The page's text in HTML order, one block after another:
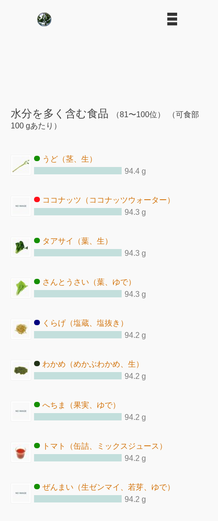
水分を多く含む食品 （81〜100位）
（可食部
100 gあたり）
うど（茎、生）
94.4 g
ココナッツ（ココナッツウォーター）
94.3 g
タアサイ（葉、生）
94.3 g
さんとうさい（葉、ゆで）
94.3 g
くらげ（塩蔵、塩抜き）
94.2 g
わかめ（めかぶわかめ、生）
94.2 g
へちま（果実、ゆで）
94.2 g
トマト（缶詰、ミックスジュース）
94.2 g
ぜんまい（生ゼンマイ、若芽、ゆで）
94.2 g